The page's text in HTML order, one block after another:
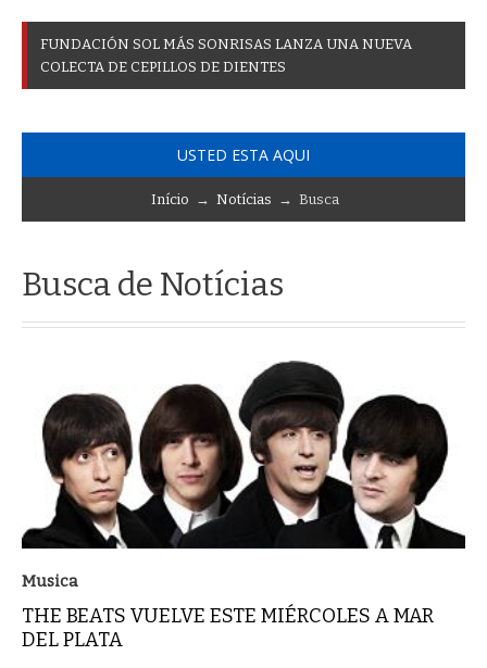
FUNDACIÓN SOL MÁS SONRISAS LANZA UNA NUEVA
COLECTA DE CEPILLOS DE DIENTES
USTED ESTA AQUI
Início → Notícias → Busca
Busca de Notícias
Musica
THE BEATS VUELVE ESTE MIÉRCOLES A MAR
DEL PLATA